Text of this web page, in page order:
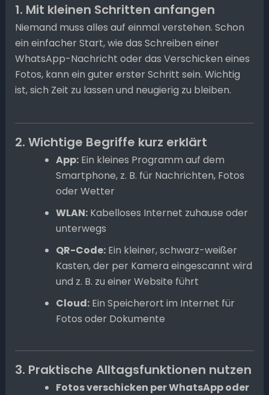
1. Mit kleinen Schritten anfangen
Niemand muss alles auf einmal verstehen. Schon
ein einfacher Start, wie das Schreiben einer
WhatsApp-Nachricht oder das Verschicken eines
Fotos, kann ein guter erster Schritt sein. Wichtig
ist, sich Zeit zu lassen und neugierig zu bleiben.
2. Wichtige Begriffe kurz erklärt
App:Ein kleines Programm auf dem
Smartphone, z. B. für Nachrichten, Fotos
oder Wetter
WLAN:Kabelloses Internet zuhause oder
unterwegs
QR-Code:Ein kleiner, schwarz-weißer
Kasten, der per Kamera eingescannt wird
und z. B. zu einer Website führt
Cloud:Ein Speicherort im Internet für
Fotos oder Dokumente
3. Praktische Alltagsfunktionen nutzen
Fotos verschicken per WhatsApp oder